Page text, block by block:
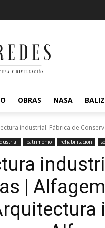
OBRAS NASA
industrial. Fábrica de
patrimonio rehabilitacion
|